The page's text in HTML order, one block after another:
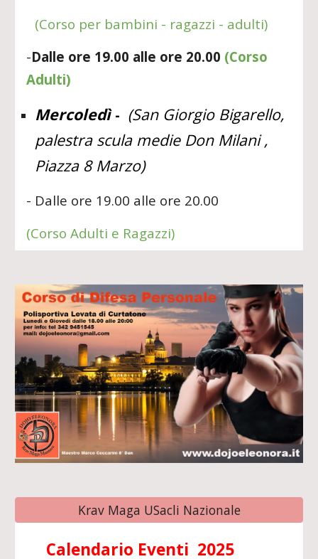
(Corso per bambini - ragazzi - adulti)
-Dalle ore 19.00 alle ore 20.00 (Corso
Adulti)
Mercoledì - (San Giorgio Bigarello,
palestra scula medie Don Milani ,
Piazza 8 Marzo)
- Dalle ore 19.00 alle ore 20.00
(Corso Adulti e Ragazzi)
Krav Maga USacli Nazionale
Calendario Eventi 2025